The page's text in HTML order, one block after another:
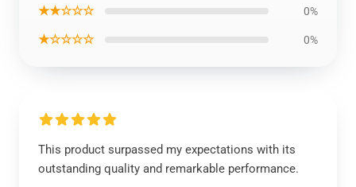
★★☆☆☆ 0%
★☆☆☆☆ 0%
This product surpassed my expectations with its
outstanding quality and remarkable performance.